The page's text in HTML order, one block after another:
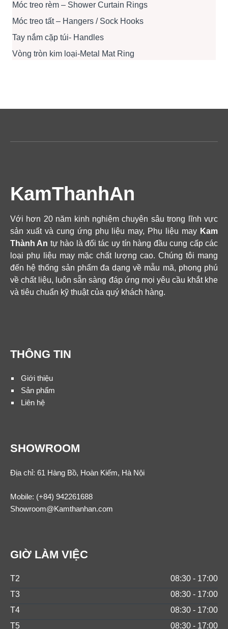
Móc treo rèm – Shower Curtain Rings
Móc treo tất – Hangers / Sock Hooks
Tay nắm cặp túi- Handles
Vòng tròn kim loại-Metal Mat Ring
KamThanhAn
Với hơn 20 năm kinh nghiệm chuyên sâu trong lĩnh vực
sản xuất và cung ứng phụ liệu may, Phụ liệu may Kam
Thành An tự hào là đối tác uy tín hàng đầu cung cấp các
loại phụ liệu may mặc chất lượng cao. Chúng tôi mang
đến hệ thống sản phẩm đa dạng về mẫu mã, phong phú
về chất liệu, luôn sẵn sàng đáp ứng mọi yêu cầu khắt khe
và tiêu chuẩn kỹ thuật của quý khách hàng.
THÔNG TIN
Giới thiệu
Sản phẩm
Liên hệ
SHOWROOM
Địa chỉ: 61 Hàng Bồ, Hoàn Kiếm, Hà Nội
Mobile: (+84) 942261688
Showroom@Kamthanhan.com
GIỜ LÀM VIỆC
T2
08:30 - 17:00
T3
08:30 - 17:00
T4
08:30 - 17:00
T5
08:30 - 17:00